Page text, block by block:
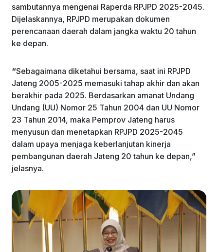
sambutannya mengenai Raperda RPJPD 2025-2045.
Dijelaskannya, RPJPD merupakan dokumen
perencanaan daerah dalam jangka waktu 20 tahun
ke depan.
“Sebagaimana diketahui bersama, saat ini RPJPD
Jateng 2005-2025 memasuki tahap akhir dan akan
berakhir pada 2025. Berdasarkan amanat Undang
Undang (UU) Nomor 25 Tahun 2004 dan UU Nomor
23 Tahun 2014, maka Pemprov Jateng harus
menyusun dan menetapkan RPJPD 2025-2045
dalam upaya menjaga keberlanjutan kinerja
pembangunan daerah Jateng 20 tahun ke depan,”
jelasnya.